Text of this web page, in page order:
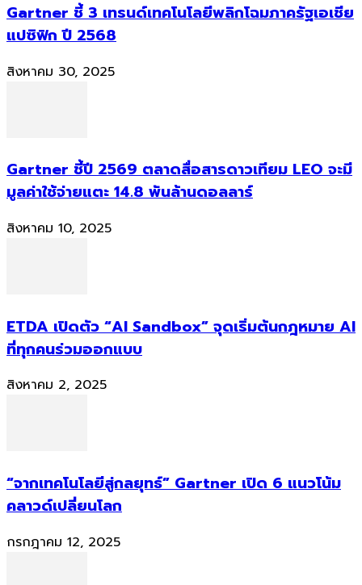
Gartner ชี้ 3 เทรนด์เทคโนโลยีพลิกโฉมภาครัฐเอเชีย
แปซิฟิก ปี 2568
สิงหาคม 30, 2025
Gartner ชี้ปี 2569 ตลาดสื่อสารดาวเทียม LEO จะมี
มูลค่าใช้จ่ายแตะ 14.8 พันล้านดอลลาร์
สิงหาคม 10, 2025
ETDA เปิดตัว “AI Sandbox” จุดเริ่มต้นกฎหมาย AI
ที่ทุกคนร่วมออกแบบ
สิงหาคม 2, 2025
“จากเทคโนโลยีสู่กลยุทธ์” Gartner เปิด 6 แนวโน้ม
คลาวด์เปลี่ยนโลก
กรกฎาคม 12, 2025